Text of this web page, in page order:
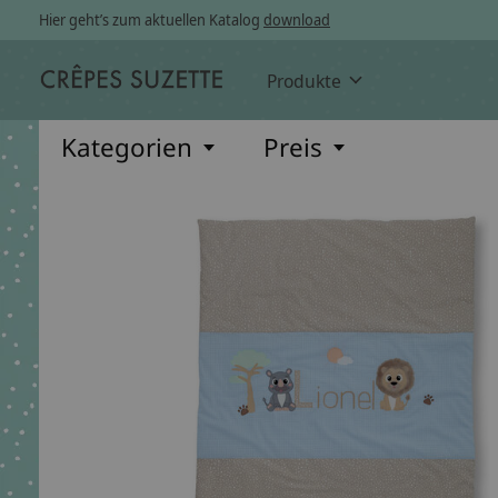
Hier geht’s zum aktuellen Katalog download
Produkte
Kategorien Preis